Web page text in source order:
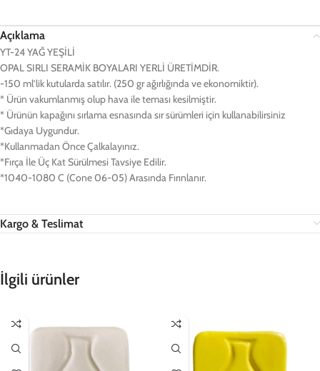
Açıklama
YT-24 YAĞ YEŞİLİ
OPAL SIRLI SERAMİK BOYALARI YERLİ ÜRETİMDİR.
-150 ml’lik kutularda satılır. (250 gr ağırlığında ve ekonomiktir).
* Ürün vakumlanmış olup hava ile teması kesilmiştir.
* Ürünün kapağını sırlama esnasında sır sürümleri için kullanabilirsiniz
*Gıdaya Uygundur.
*Kullanmadan Önce Çalkalayınız.
*Fırça İle Üç Kat Sürülmesi Tavsiye Edilir.
*1040-1080 C (Cone 06-05) Arasında Fırınlanır.
Kargo & Teslimat
İlgili ürünler